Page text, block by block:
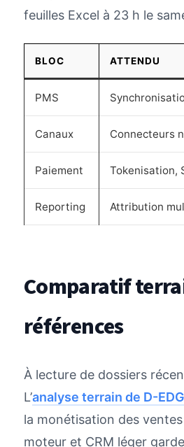
feuilles Excel à 23 h le
BLOC ATTENDU
PMS
Canaux Connecteurs
Paiement Tokenisation,
Reporting Attribution
Comparatif
références
À lecture de dossiers
L’analyse terrain de D-
la monétisation des
moteur et CRM léger